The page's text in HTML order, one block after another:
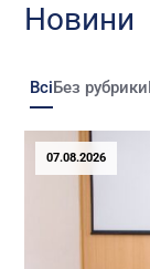
Новини
Всі Без рубрики
07.08.2026